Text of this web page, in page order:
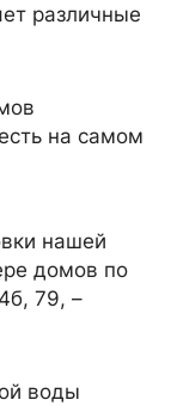
различные
на самом
нашей
домов по
79, –
воды